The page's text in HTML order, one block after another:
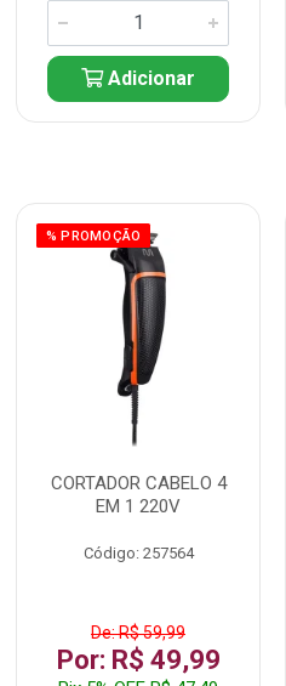
Adicionar
% PROMOÇÃO
CORTADOR CABELO 4
EM 1 220V
Código: 257564
De: R$ 59,99
Por: R$ 49,99